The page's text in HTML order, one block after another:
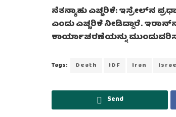
ನೆತನ್ಯಾಹು ಎಚ್ಚರಿಕೆ: ಇಸ್ರೇಲ್‌ನ
ಎಂದು ಎಚ್ಚರಿಕೆ ನೀಡಿದ್ದಾರೆ.
ಕಾರ್ಯಾಚರಣೆಯನ್ನು
Tags: Death IDF Iran
Send